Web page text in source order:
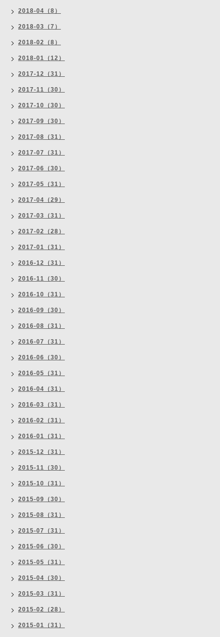
2018-04（8）
2018-03（7）
2018-02（8）
2018-01（12）
2017-12（31）
2017-11（30）
2017-10（30）
2017-09（30）
2017-08（31）
2017-07（31）
2017-06（30）
2017-05（31）
2017-04（29）
2017-03（31）
2017-02（28）
2017-01（31）
2016-12（31）
2016-11（30）
2016-10（31）
2016-09（30）
2016-08（31）
2016-07（31）
2016-06（30）
2016-05（31）
2016-04（31）
2016-03（31）
2016-02（31）
2016-01（31）
2015-12（31）
2015-11（30）
2015-10（31）
2015-09（30）
2015-08（31）
2015-07（31）
2015-06（30）
2015-05（31）
2015-04（30）
2015-03（31）
2015-02（28）
2015-01（31）